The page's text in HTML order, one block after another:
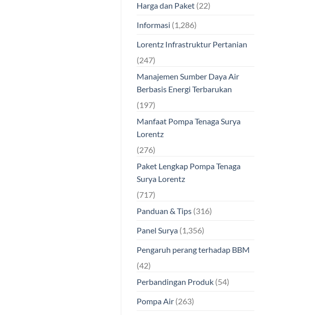
Harga dan Paket(22)
Informasi (1,286)
Lorentz Infrastruktur Pertanian
(247)
Manajemen Sumber Daya Air
Berbasis Energi Terbarukan
(197)
Manfaat Pompa Tenaga Surya
Lorentz
(276)
Paket Lengkap Pompa Tenaga
Surya Lorentz
(717)
Panduan & Tips(316)
Panel Surya(1,356)
Pengaruh perang terhadap BBM
(42)
Perbandingan Produk(54)
Pompa Air(263)